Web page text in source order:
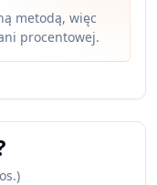
metodą, więc
procentowej.